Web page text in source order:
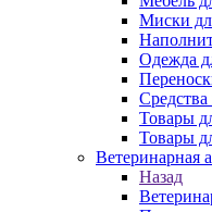
Миски
Одежда
Товары
Товары
Ветеринарная
Назад